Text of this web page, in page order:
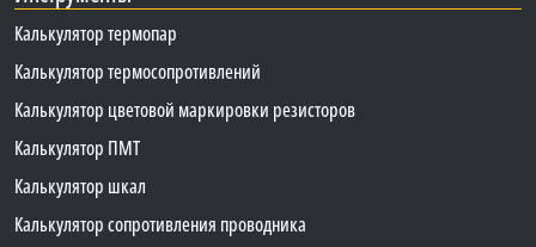
Калькулятор термопар
Калькулятор термосопротивлений
Калькулятор цветовой маркировки резисторов
Калькулятор ПМТ
Калькулятор шкал
Калькулятор сопротивления проводника